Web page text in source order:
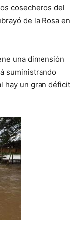
cosecheros del
de la Rosa en
una dimensión
suministrando
hay un gran déficit